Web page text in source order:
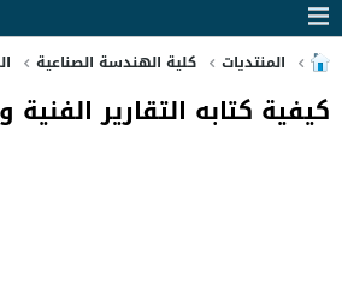
المنتديات كلية الهندسة الصناعية
كيفية كتابه التقارير الفنية